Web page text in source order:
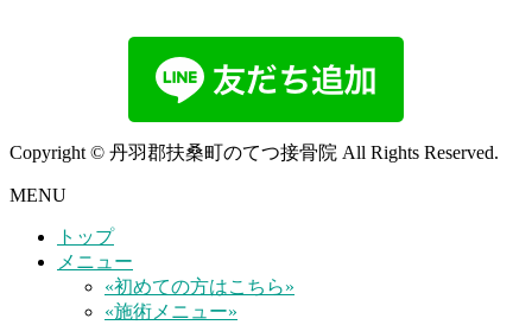
Copyright © 丹羽郡扶桑町のてつ接骨院 All Rights Reserved.
MENU
トップ
メニュー
«初めての方はこちら»
«施術メニュー»